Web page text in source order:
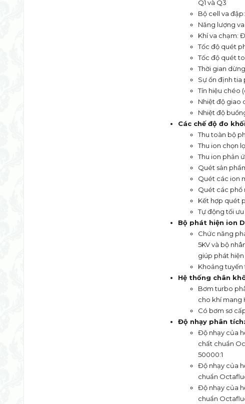
Q1 và Q3
Bộ cell va
Năng lượng
Khí va chạm:
Tốc độ quét
Tốc độ quét
Thời gian
Sự ổn định tia
Tín hiệu chéo
Nhiệt độ giao
Nhiệt độ
Các chế độđo khối
Thu toàn bộ
Thu ion chọn
Thu ion phản
Quét sản
Quét các ion
Quét các phổ
Kết hợp quét
Tự động tối ưu
Bộ phát hiện ion
Chức năng
5KV và bộ
giúp phát
Khoảng tuyến
Hệ thống chân
Bơm turbo
cho khí mang
Có bơm sơ
Độ nhạy phân tích:
Độ nhạy của
chất chuẩn
50000:1
Độ nhạy của
chuẩn
Độ nhạy của
chuẩn